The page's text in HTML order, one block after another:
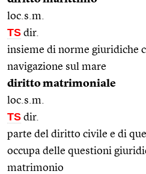
loc.s.m.
TS dir.
insieme di norme giuridiche
navigazione sul mare
diritto matrimoniale
loc.s.m.
TS dir.
parte del diritto civile e di
occupa delle questioni
matrimonio